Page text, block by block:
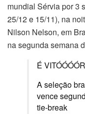
mundial Sérvia por 3
25/12 e 15/11), na
Nilson Nelson, em
na segunda semana
É
A seleção
vence
tie-break